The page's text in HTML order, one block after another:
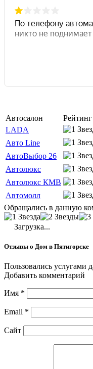
Автосалон
Рейтинг
LADA
Авто Line
АвтоВыбор 26
Автолюкс
Автолюкс КМВ
Автомолл
Обращались в данную
Загрузка...
Отзывы о Дом в Пятигорске
Пользовались услугами
Добавить комментарий
Имя *
Email *
Сайт